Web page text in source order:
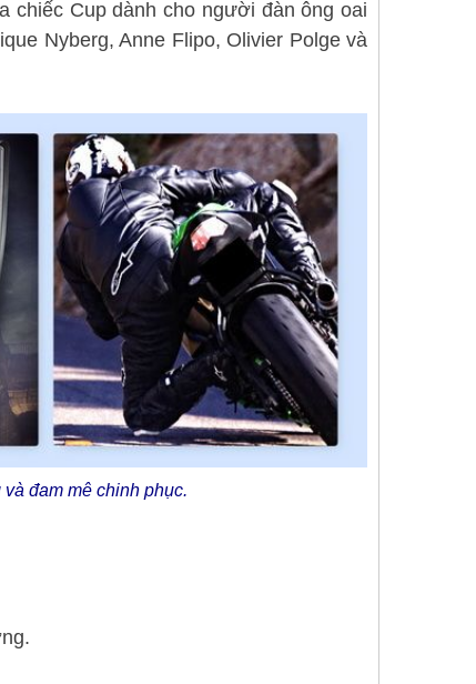
chiếc Cup dành cho người đàn ông oai
Nyberg, Anne Flipo, Olivier Polge và
đam mê chinh phục.